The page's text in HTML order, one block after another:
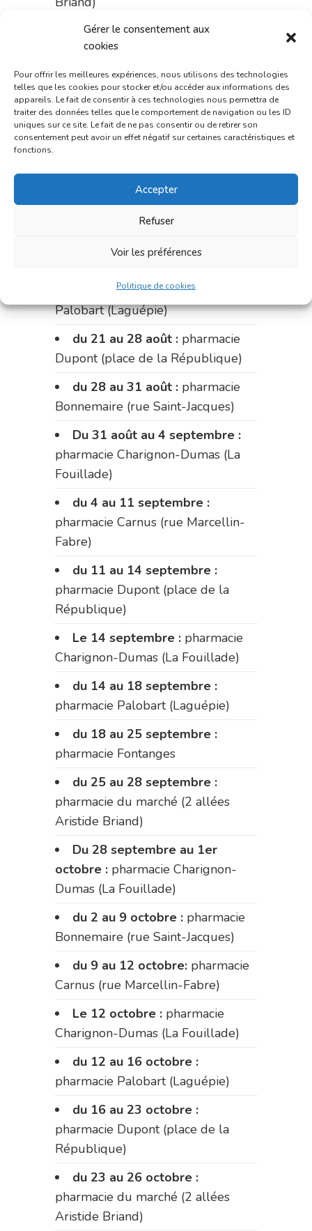
Gérer le consentement aux
cookies
Pour offrir les meilleures expériences, nous utilisons des technologies
telles que les cookies pour stocker et/ou accéder aux informations des
appareils. Le fait de consentir à ces technologies nous permettra de
traiter des données telles que le comportement de navigation ou les ID
uniques sur ce site. Le fait de ne pas consentir ou de retirer son
consentement peut avoir un effet négatif sur certaines caractéristiques et
fonctions.
Accepter
Refuser
Voir les préférences
Politique de cookies
du 31 juillet au 3 août :
pharmacie Fontanges
du 3 au 7 août :pharmacie
Charignon-Dumas (La Fouillade)
du 7 au 14 août :pharmacie
Bonnemaire (rue Saint-Jacques)
du 15 au 17 août :pharmacie
du marché (2 allées Aristide
Charignon-Dumas (La Fouillade)
du 17 au 21 août :pharmacie
Palobart (Laguépie)
du 21 au 28 août : pharmacie
Dupont (place de la République)
du 28 au 31 août : pharmacie
Bonnemaire (rue Saint-Jacques)
Du 31 août au 4 septembre :
pharmacie Charignon-Dumas (La
Fouillade)
du 4 au 11 septembre :
pharmacie Carnus (rue Marcellin-
Fabre)
du 11 au 14 septembre :
pharmacie Dupont (place de la
République)
Le 14 septembre : pharmacie
Charignon-Dumas (La Fouillade)
du 14 au 18 septembre :
pharmacie Palobart (Laguépie)
du 18 au 25 septembre :
pharmacie Fontanges
du 25 au 28 septembre :
pharmacie du marché (2 allées
Aristide Briand)
Du 28 septembre au 1er
octobre : pharmacie Charignon-
Dumas (La Fouillade)
du 2 au 9 octobre : pharmacie
Bonnemaire (rue Saint-Jacques)
du 9 au 12 octobre: pharmacie
Carnus (rue Marcellin-Fabre)
Le 12 octobre : pharmacie
Charignon-Dumas (La Fouillade)
du 12 au 16 octobre :
pharmacie Palobart (Laguépie)
du 16 au 23 octobre :
pharmacie Dupont (place de la
République)
du 23 au 26 octobre :
pharmacie du marché (2 allées
Aristide Briand)